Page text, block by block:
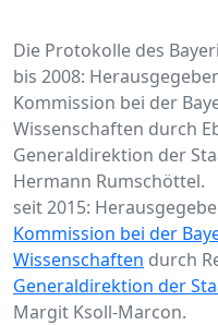
Die Protokolle des
bis 2008:
Kommission bei der
Wissenschaften durch
Generaldirektion der
Hermann Rumschöttel.
seit 2015:
Kommission bei der
Wissenschaften durch
Generaldirektion der
Margit Ksoll-Marcon.